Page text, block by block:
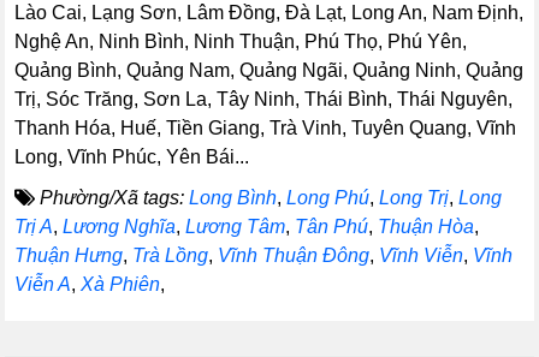
Lào Cai, Lạng Sơn, Lâm Đồng, Đà Lạt, Long An, Nam Định,
Nghệ An, Ninh Bình, Ninh Thuận, Phú Thọ, Phú Yên,
Quảng Bình, Quảng Nam, Quảng Ngãi, Quảng Ninh, Quảng
Trị, Sóc Trăng, Sơn La, Tây Ninh, Thái Bình, Thái Nguyên,
Thanh Hóa, Huế, Tiền Giang, Trà Vinh, Tuyên Quang, Vĩnh
Long, Vĩnh Phúc, Yên Bái...
Phường/Xã tags: Long Bình,Long Phú,Long Trị,Long
Trị A,Lương Nghĩa,Lương Tâm, Tân Phú, Thuận Hòa,
Thuận Hưng, Trà Lồng, Vĩnh Thuận Đông, Vĩnh Viễn, Vĩnh
Viễn A,Xà Phiên,